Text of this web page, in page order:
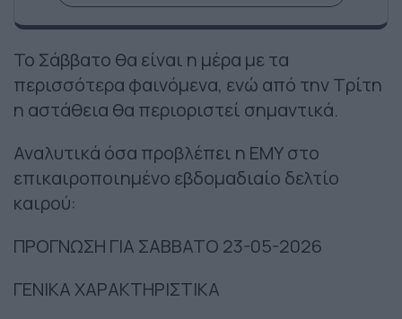
Το Σάββατο θα είναι η μέρα με τα
περισσότερα φαινόμενα, ενώ από την Τρίτη
η αστάθεια θα περιοριστεί σημαντικά.
Αναλυτικά όσα προβλέπει η ΕΜΥ στο
επικαιροποιημένο εβδομαδιαίο δελτίο
καιρού:
ΠΡΟΓΝΩΣΗ ΓΙΑ ΣΑΒΒΑΤΟ 23-05-2026
ΓΕΝΙΚΑ ΧΑΡΑΚΤΗΡΙΣΤΙΚΑ